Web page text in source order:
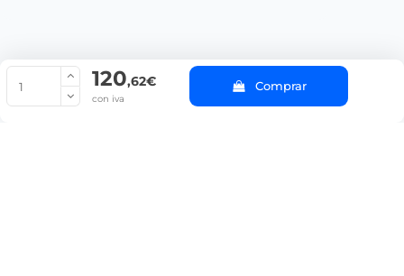
120,62€
con iva
Comprar
© Copyright 2022 PepeBar.com |
Aviso legal y
Condiciones generales de compra |